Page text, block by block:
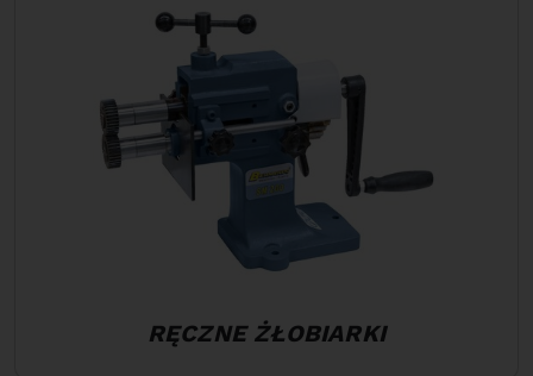
RĘCZNE ŻŁOBIARKI